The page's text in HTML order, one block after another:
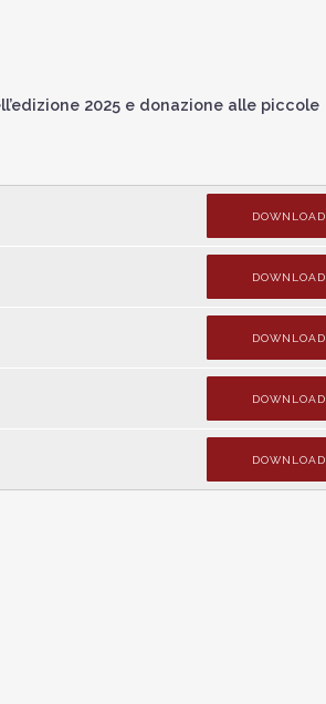
2025 e donazione alle piccole
DOWNLOAD
DOWNLOAD
DOWNLOAD
DOWNLOAD
DOWNLOAD